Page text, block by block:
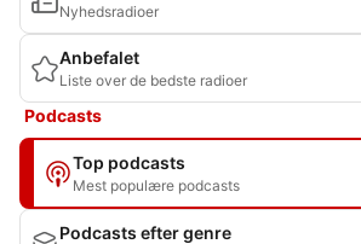
Nyhedsradioer
Anbefalet
Liste over de bedste radioer
Podcasts
Top podcasts
Mest populære podcasts
Podcasts efter genre